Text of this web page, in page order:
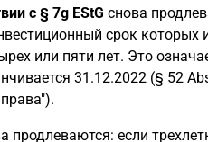
с § 7g EStG снова
срок которых
или пяти лет. Это
31.12.2022 (§ 52
продлеваются: если